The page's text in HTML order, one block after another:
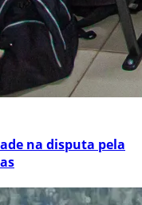
na disputa pela